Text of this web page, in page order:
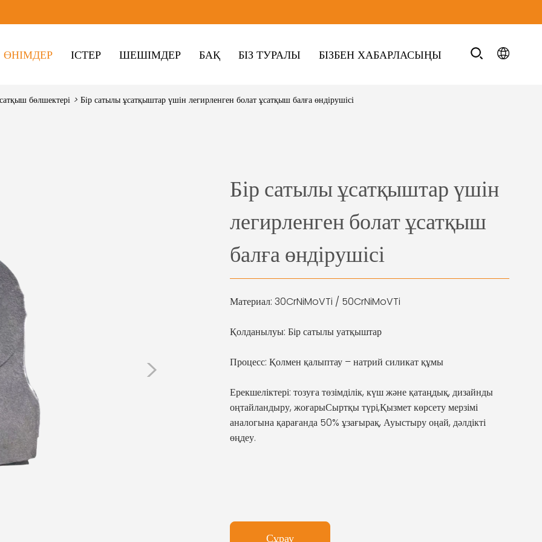
ӨНІМДЕР ІСТЕР ШЕШІМДЕР БАҚ БІЗ ТУРАЛЫ БІЗБЕН ХАБАРЛАСЫҢЫ
бөлшектері > Бір сатылы ұсатқыштар үшін легирленген болат ұсатқыш балға өндірушісі
>
Бір сатылы ұсатқыштар үшін
легирленген болат ұсатқыш
балға өндірушісі
Материал: 30CrNiMoVTi / 50CrNiMoVTi
Қолданылуы: Бір сатылы уатқыштар
Процесс: Қолмен қалыптау – натрий силикат құмы
Ерекшеліктері: тозуға төзімділік, күш және қатаңдық, дизайнды
оңтайландыру, жоғарыСыртқы түрі,Қызмет көрсету мерзімі
аналогына қарағанда 50% ұзағырақ, Ауыстыру оңай, дәлдікті
өңдеу.
Сұрау